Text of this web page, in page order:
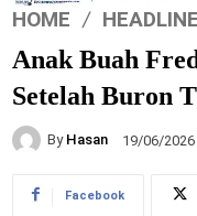
HOME HEADLINE
Anak Buah
Setelah Buron
By Hasan 19/06/2026
Facebook